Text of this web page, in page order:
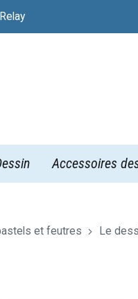
Accessoires
et feutres Le